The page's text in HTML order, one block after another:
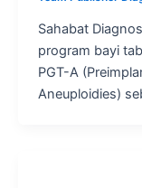
Sahabat
program bayi
PGT-A
Aneuploidies)